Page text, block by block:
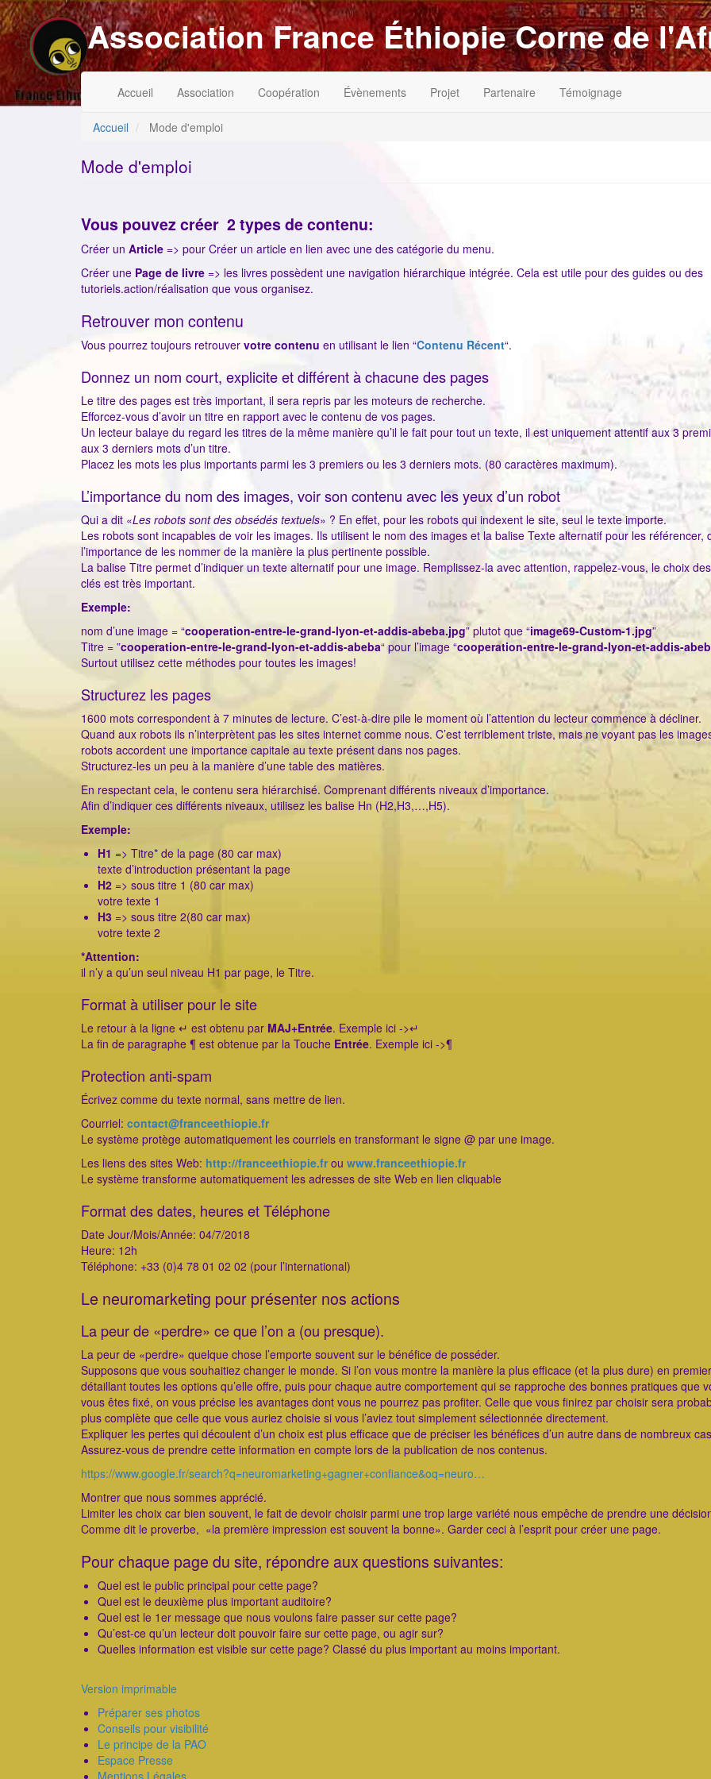
Aller
au
contenu
principal
Association France Éthiopie Corne de
principale
Accueil Association Coopération Évènements Projet Partenaire Témoignage
du
de
Accueil Mode d'emploi
Mode d'emploi
Vous pouvez créer 2 types de contenu:
Créer un Article => pour Créer un article en lien avec une des catégorie du menu.
Créer une Page de livre => les livres possèdent une navigation hiérarchique intégrée. Cela est utile pour des guides ou des
tutoriels.action/réalisation que vous organisez.
Retrouver mon contenu
Vous pourrez toujours retrouver votre contenu en utilisant le lien “Contenu Récent“.
Donnez un nom court, explicite et différent à chacune des pages
Le titre des pages est très important, il sera repris par les moteurs de recherche.
Efforcez-vous d’avoir un titre en rapport avec le contenu de vos pages.
Un lecteur balaye du regard les titres de la même manière qu’il le fait pour tout un texte, il est uniquement attentif aux 3
aux 3 derniers mots d’un titre.
Placez les mots les plus importants parmi les 3 premiers ou les 3 derniers mots. (80 caractères maximum).
L’importance du nom des images, voir son contenu avec les yeux d’un robot
Qui a dit «Les robots sont des obsédés textuels» ? En effet, pour les robots qui indexent le site, seul le texte importe.
Les robots sont incapables de voir les images. Ils utilisent le nom des images et la balise Texte alternatif pour les référencer,
l’importance de les nommer de la manière la plus pertinente possible.
La balise Titre permet d’indiquer un texte alternatif pour une image. Remplissez-la avec attention, rappelez-vous, le choix
clés est très important.
Exemple:
nom d’une image = “cooperation-entre-le-grand-lyon-et-addis-abeba.jpg” plutot que “image69-Custom-1.jpg”
Titre = ”cooperation-entre-le-grand-lyon-et-addis-abeba“ pour l’image “cooperation-entre-le-grand-lyon-et-addis-
Surtout utilisez cette méthodes pour toutes les images!
Structurez les pages
1600 mots correspondent à 7 minutes de lecture. C’est-à-dire pile le moment où l’attention du lecteur commence à décliner.
Quand aux robots ils n’interprètent pas les sites internet comme nous. C’est terriblement triste, mais ne voyant pas les
robots accordent une importance capitale au texte présent dans nos pages.
Structurez-les un peu à la manière d’une table des matières.
En respectant cela, le contenu sera hiérarchisé. Comprenant différents niveaux d’importance.
Afin d’indiquer ces différents niveaux, utilisez les balise Hn (H2,H3,…,H5).
Exemple:
H1 => Titre* de la page (80 car max)
texte d’introduction présentant la page
H2 => sous titre 1 (80 car max)
votre texte 1
H3 => sous titre 2(80 car max)
votre texte 2
*Attention:
il n’y a qu’un seul niveau H1 par page, le Titre.
Format à utiliser pour le site
Le retour à la ligne ↵ est obtenu par MAJ+Entrée. Exemple ici ->↵
La fin de paragraphe ¶ est obtenue par la Touche Entrée. Exemple ici ->¶
Protection anti-spam
Écrivez comme du texte normal, sans mettre de lien.
Courriel: contact@franceethiopie.fr
Le système protège automatiquement les courriels en transformant le signe @ par une image.
Les liens des sites Web: http://franceethiopie.frou www.franceethiopie.fr
Le système transforme automatiquement les adresses de site Web en lien cliquable
Format des dates, heures et Téléphone
Date Jour/Mois/Année: 04/7/2018
Heure: 12h
Téléphone: +33 (0)4 78 01 02 02 (pour l’international)
Le neuromarketing pour présenter nos actions
La peur de «perdre» ce que l’on a (ou presque).
La peur de «perdre» quelque chose l’emporte souvent sur le bénéfice de posséder.
Supposons que vous souhaitiez changer le monde. Si l’on vous montre la manière la plus efficace (et la plus dure) en
détaillant toutes les options qu’elle offre, puis pour chaque autre comportement qui se rapproche des bonnes pratiques que
vous êtes fixé, on vous précise les avantages dont vous ne pourrez pas profiter. Celle que vous finirez par choisir sera
plus complète que celle que vous auriez choisie si vous l’aviez tout simplement sélectionnée directement.
Expliquer les pertes qui découlent d’un choix est plus efficace que de préciser les bénéfices d’un autre dans de nombreux
Assurez-vous de prendre cette information en compte lors de la publication de nos contenus.
https://www.google.fr/search?q=neuromarketing+gagner+confiance&oq=neuro…
Montrer que nous sommes apprécié.
Limiter les choix car bien souvent, le fait de devoir choisir parmi une trop large variété nous empêche de prendre une
Comme dit le proverbe, «la première impression est souvent la bonne». Garder ceci à l’esprit pour créer une page.
Pour chaque page du site, répondre aux questions suivantes:
Quel est le public principal pour cette page?
Quel est le deuxième plus important auditoire?
Quel est le 1er message que nous voulons faire passer sur cette page?
Qu’est-ce qu’un lecteur doit pouvoir faire sur cette page, ou agir sur?
Quelles information est visible sur cette page? Classé du plus important au moins important.
Version imprimable
Préparer ses photos
Conseils pour visibilité
Le principe de la PAO
Espace Presse
Mentions Légales